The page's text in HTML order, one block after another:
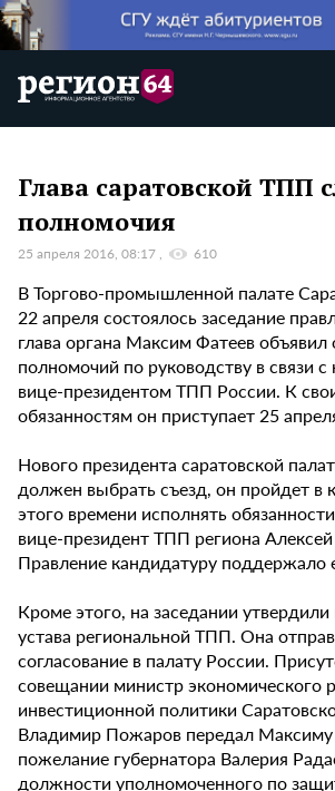
Глава саратовской ТПП
полномочия
25 апреля 2016, 08:17 610
В Торгово-промышленной палате
22 апреля состоялось заседание
глава органа Максим Фатеев объявил
полномочий по руководству в связи с
вице-президентом ТПП России. К
обязанностям он приступает 25
Нового президента саратовской
должен выбрать съезд, он пройдет в
этого времени исполнять
вице-президент ТПП региона
Правление кандидатуру поддержало
Кроме этого, на заседании
устава региональной ТПП. Она
согласование в палату России.
совещании министр экономического
инвестиционной политики
Владимир Пожаров передал Максиму
пожелание губернатора Валерия
должности уполномоченного по